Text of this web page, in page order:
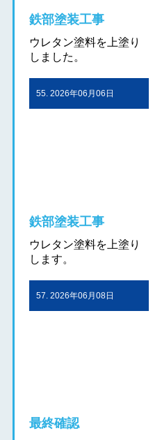
鉄部塗装工事
ウレタン塗料を上塗り
しました。
55. 2026年06月06日
鉄部塗装工事
ウレタン塗料を上塗り
します。
57. 2026年06月08日
最終確認